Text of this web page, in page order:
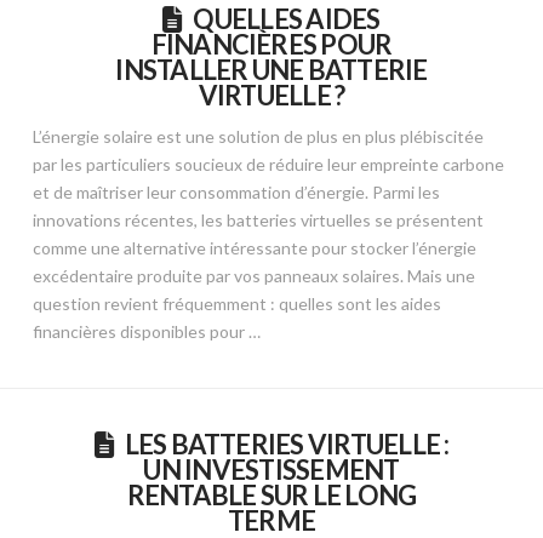
QUELLES AIDES
FINANCIÈRES POUR
INSTALLER UNE BATTERIE
VIRTUELLE ?
L’énergie solaire est une solution de plus en plus plébiscitée
par les particuliers soucieux de réduire leur empreinte carbone
et de maîtriser leur consommation d’énergie. Parmi les
innovations récentes, les batteries virtuelles se présentent
comme une alternative intéressante pour stocker l’énergie
excédentaire produite par vos panneaux solaires. Mais une
question revient fréquemment : quelles sont les aides
financières disponibles pour …
LES BATTERIES VIRTUELLE :
UN INVESTISSEMENT
RENTABLE SUR LE LONG
TERME